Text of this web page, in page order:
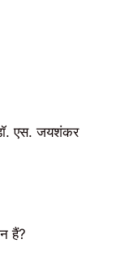
एस. जयशंकर
हैं?